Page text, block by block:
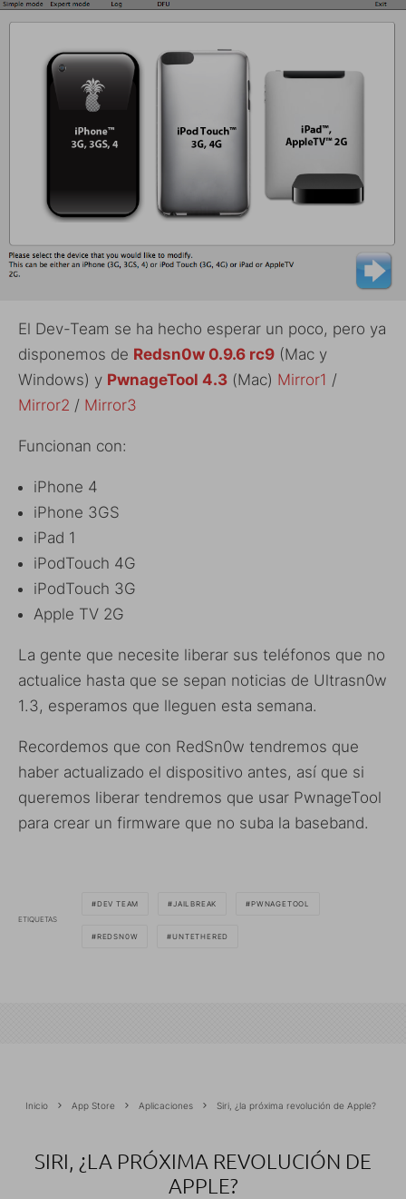
El Dev-Team se ha hecho esperar un poco, pero ya
disponemos de Redsn0w 0.9.6 rc9 (Mac y
Windows) y PwnageTool 4.3 (Mac) Mirror1 /
Mirror2 / Mirror3
Funcionan con:
iPhone 4
iPhone 3GS
iPad 1
iPodTouch 4G
iPodTouch 3G
Apple TV 2G
La gente que necesite liberar sus teléfonos que no
actualice hasta que se sepan noticias de Ultrasn0w
1.3, esperamos que lleguen esta semana.
Recordemos que con RedSn0w tendremos que
haber actualizado el dispositivo antes, así que si
queremos liberar tendremos que usar PwnageTool
para crear un firmware que no suba la baseband.
ETIQUETAS
DEV TEAM JAILBREAK PWNAGETOOL
REDSN0W UNTETHERED
Inicio App Store Aplicaciones Siri, ¿la próxima revolución de Apple?
SIRI, ¿LA PRÓXIMA REVOLUCIÓN DE
APPLE?